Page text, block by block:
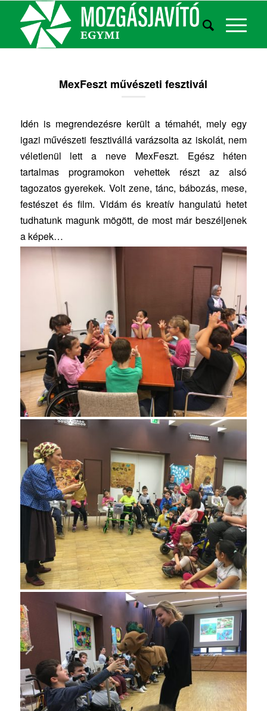
MexFeszt művészeti fesztivál
Idén is megrendezésre került a témahét, mely egy
igazi művészeti fesztivállá varázsolta az iskolát, nem
véletlenül lett a neve MexFeszt. Egész héten
tartalmas programokon vehettek részt az alsó
tagozatos gyerekek. Volt zene, tánc, bábozás, mese,
festészet és film. Vidám és kreatív hangulatú hetet
tudhatunk magunk mögött, de most már beszéljenek
a képek…